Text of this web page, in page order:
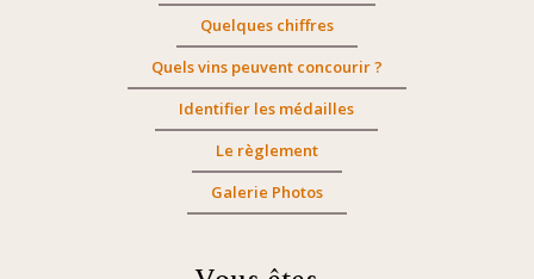
Quelques chiffres
Quels vins peuvent concourir ?
Identifier les médailles
Le règlement
Galerie Photos